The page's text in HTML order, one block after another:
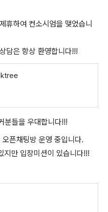
휴하여 컨소시엄을 맺었습니
담은 항상 환영합니다!!!
분들을 우대합니다!!!
픈채팅방 운영 중입니다.
지만 입장미션이 있습니다!!!